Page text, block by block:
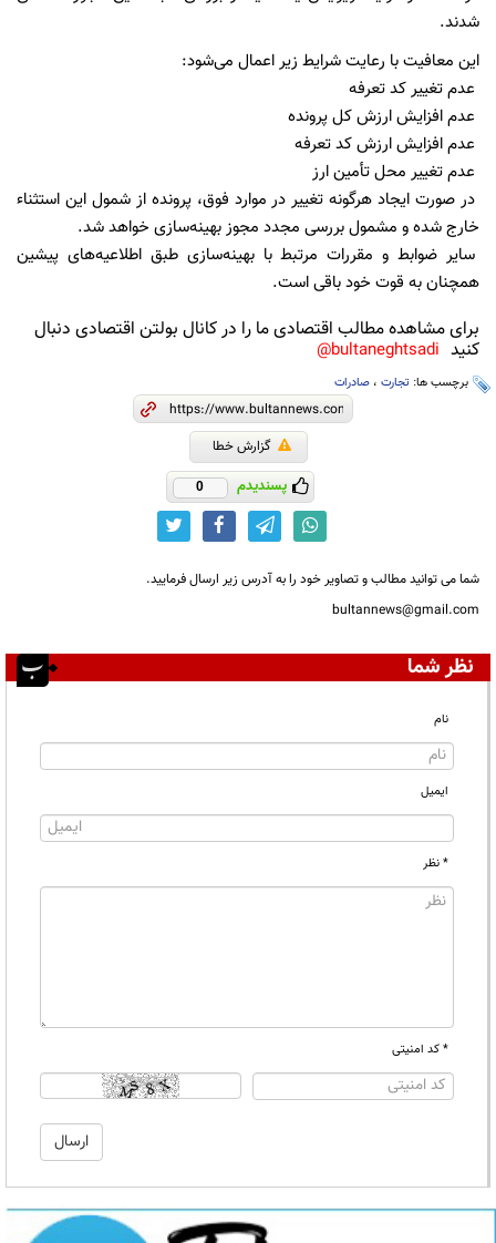
شدند.
این معافیت با رعایت شرایط زیر اعمال می‌شود:
عدم تغییر کد تعرفه
عدم افزایش ارزش کل پرونده
عدم افزایش ارزش کد تعرفه
عدم تغییر محل تأمین ارز
در صورت ایجاد هرگونه تغییر در موارد فوق، پرونده از شمول این استثناء
خارج شده و مشمول بررسی مجدد مجوز بهینه‌سازی خواهد شد.
سایر ضوابط و مقررات مرتبط با بهینه‌سازی طبق اطلاعیه‌های پیشین
همچنان به قوت خود باقی است.
برای مشاهده مطالب اقتصادی ما را در کانال بولتن اقتصادی دنبال
کنید bultaneghtsadi@
برچسب ها: تجارت ، صادرات
گزارش خطا
پسندیدم 0
شما می توانید مطالب و تصاویر خود را به آدرس زیر ارسال فرمایید.
bultannews@gmail.com
نظر شما
نام
ایمیل
* نظر
* کد امنیتی